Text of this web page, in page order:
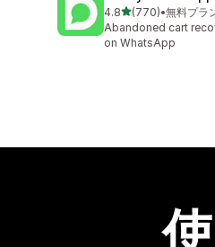
4.85つ星中
(770)
合計レビュー数：770
•無料プラ
Abandoned cart
on WhatsApp